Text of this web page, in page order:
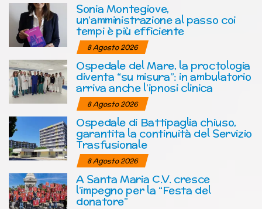
Sonia Montegiove,
un’amministrazione al passo coi
tempi è più efficiente
8 Agosto 2026
Ospedale del Mare, la proctologia
diventa “su misura”: in ambulatorio
arriva anche l’ipnosi clinica
8 Agosto 2026
Ospedale di Battipaglia chiuso,
garantita la continuità del Servizio
Trasfusionale
8 Agosto 2026
A Santa Maria C.V. cresce
l’impegno per la “Festa del
donatore”